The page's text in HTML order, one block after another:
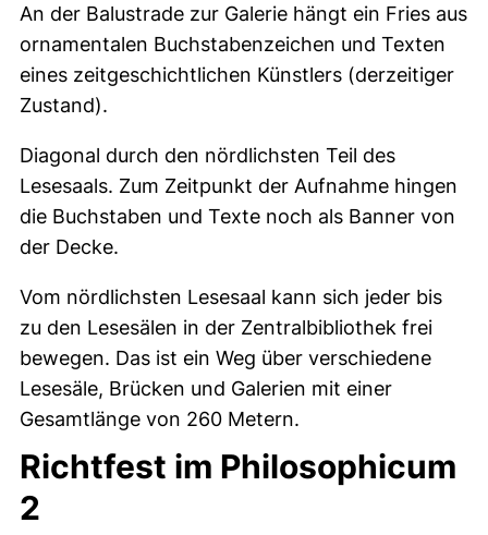
An der Balustrade zur Galerie hängt ein Fries aus
ornamentalen Buchstabenzeichen und Texten
eines zeitgeschichtlichen Künstlers (derzeitiger
Zustand).
Diagonal durch den nördlichsten Teil des
Lesesaals. Zum Zeitpunkt der Aufnahme hingen
die Buchstaben und Texte noch als Banner von
der Decke.
Vom nördlichsten Lesesaal kann sich jeder bis
zu den Lesesälen in der Zentralbibliothek frei
bewegen. Das ist ein Weg über verschiedene
Lesesäle, Brücken und Galerien mit einer
Gesamtlänge von 260 Metern.
Richtfest im Philosophicum
2